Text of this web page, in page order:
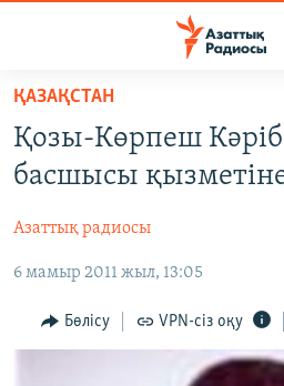
Skip
main
content
to
Navigation
САЯСАТ
ҚАҢТАР ОҚИҒАСЫ
АДАМ ҚҰҚЫҚТАРЫ
ӘЛЕУМЕТ
ҚАЗАҚСТАН
Қозы-Көрпеш
басшысы
Азаттық радиосы
6 мамыр 2011 жыл, 13:05
Бөлісу VPN-сіз оқу